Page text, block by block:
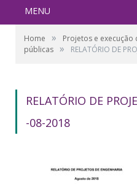
MENU
Home »
Projetos e execução
públicas » RELATÓRIO DE
RELATÓRIO DE
-08-2018